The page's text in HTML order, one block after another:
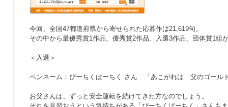
今回、全国47都道府県から寄せられた応募作は21,619句。
その中から最優秀賞1作品、優秀賞2作品、入選3作品、団体賞1組
＜入選＞
ペンネーム：ぴーちくぱーちく さん 「あこがれは 父のゴール
お父さんは、ずっと安全運転を続けてきた方なのでしょう。